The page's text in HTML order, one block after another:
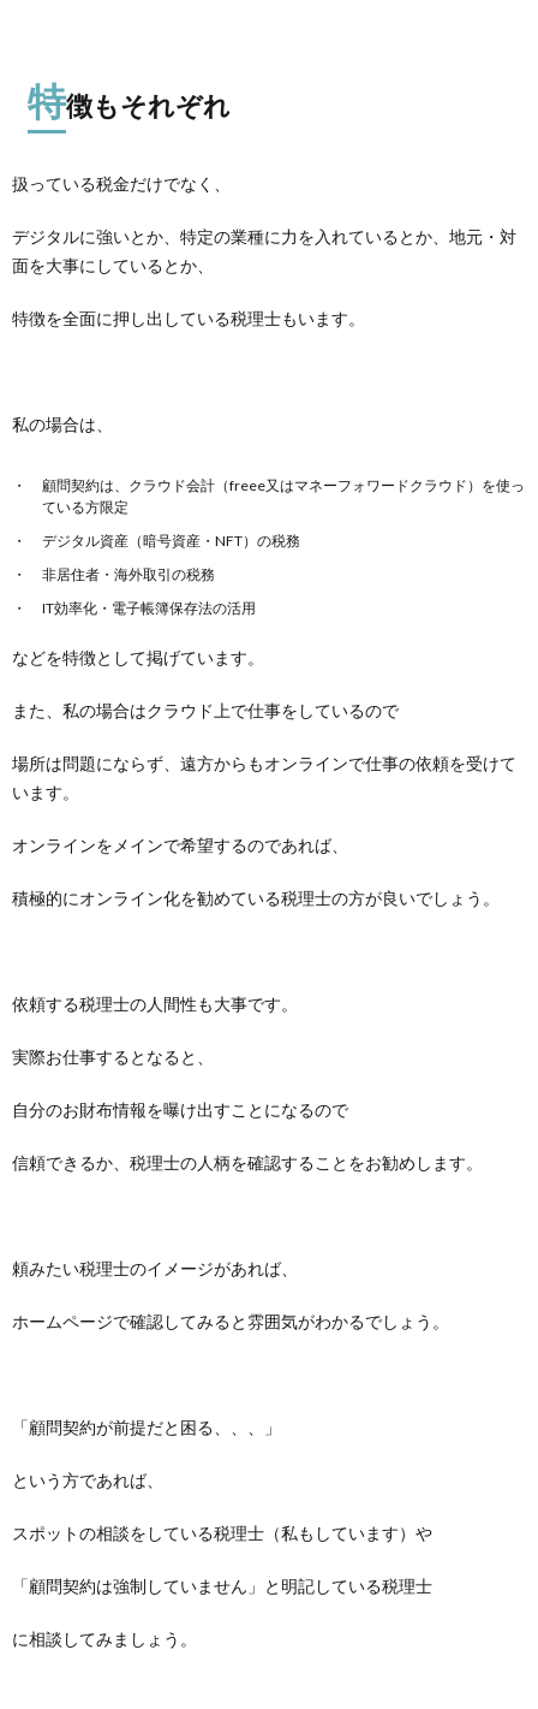
特徴もそれぞれ
扱っている税金だけでなく、
デジタルに強いとか、特定の業種に力を入れているとか、地元・対
面を大事にしているとか、
特徴を全面に押し出している税理士もいます。
私の場合は、
顧問契約は、クラウド会計（freee又はマネーフォワードクラウド）を使っ
ている方限定
デジタル資産（暗号資産・NFT）の税務
非居住者・海外取引の税務
IT効率化・電子帳簿保存法の活用
などを特徴として掲げています。
また、私の場合はクラウド上で仕事をしているので
場所は問題にならず、遠方からもオンラインで仕事の依頼を受けて
います。
オンラインをメインで希望するのであれば、
積極的にオンライン化を勧めている税理士の方が良いでしょう。
依頼する税理士の人間性も大事です。
実際お仕事するとなると、
自分のお財布情報を曝け出すことになるので
信頼できるか、税理士の人柄を確認することをお勧めします。
頼みたい税理士のイメージがあれば、
ホームページで確認してみると雰囲気がわかるでしょう。
「顧問契約が前提だと困る、、、」
という方であれば、
スポットの相談をしている税理士（私もしています）や
「顧問契約は強制していません」と明記している税理士
に相談してみましょう。